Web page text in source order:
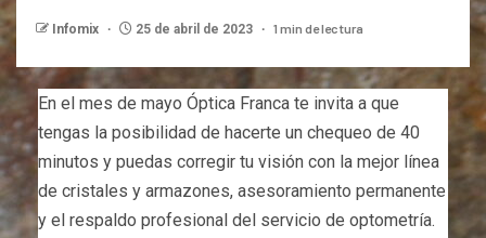
Infomix 25 de abril de 2023 1 min de lectura
En el mes de mayo Óptica Franca te invita a que
tengas la posibilidad de hacerte un chequeo de 40
minutos y puedas corregir tu visión con la mejor línea
de cristales y armazones, asesoramiento permanente
y el respaldo profesional del servicio de optometría.